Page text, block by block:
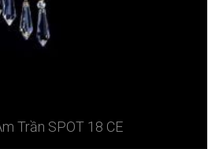
Trần SPOT 18 CE